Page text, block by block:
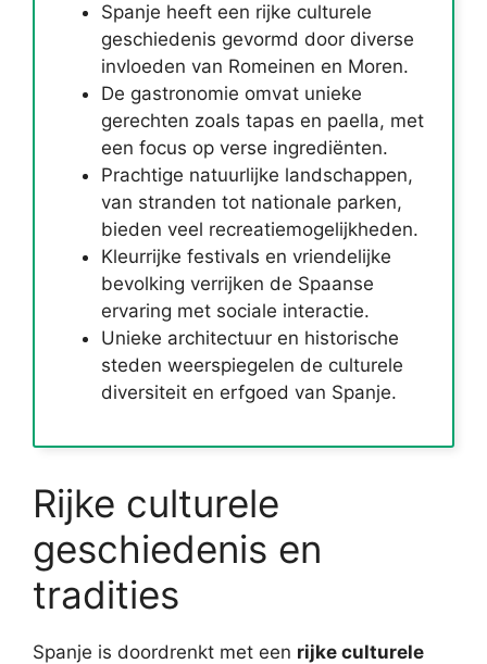
Spanje heeft een rijke culturele
geschiedenis gevormd door diverse
invloeden van Romeinen en Moren.
De gastronomie omvat unieke
gerechten zoals tapas en paella, met
een focus op verse ingrediënten.
Prachtige natuurlijke landschappen,
van stranden tot nationale parken,
bieden veel recreatiemogelijkheden.
Kleurrijke festivals en vriendelijke
bevolking verrijken de Spaanse
ervaring met sociale interactie.
Unieke architectuur en historische
steden weerspiegelen de culturele
diversiteit en erfgoed van Spanje.
Rijke culturele
geschiedenis en
tradities
Spanje is doordrenkt met een rijke culturele